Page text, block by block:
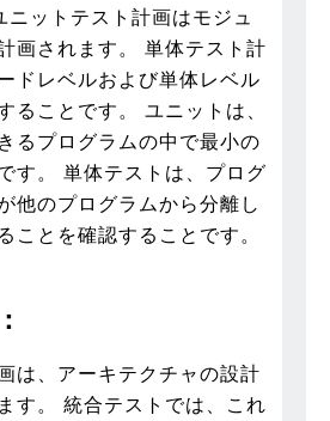
ニットテスト計画はモジュ
画されます。 単体テスト計
ドレベルおよび単体レベル
ることです。 ユニットは、
るプログラムの中で最小の
す。 単体テストは、プログ
他のプログラムから分離し
ことを確認することです。
は、アーキテクチャの設計
す。 統合テストでは、これ